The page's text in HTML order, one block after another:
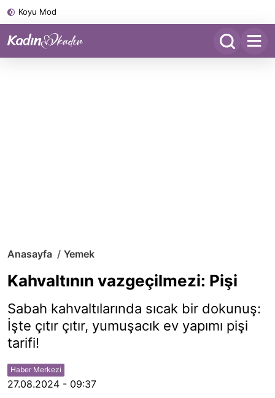
Koyu Mod
Anasayfa Yemek
Kahvaltının vazgeçilmezi: Pişi
Sabah kahvaltılarında sıcak bir dokunuş:
İşte çıtır çıtır, yumuşacık ev yapımı pişi
tarifi!
Haber Merkezi
27.08.2024 - 09:37